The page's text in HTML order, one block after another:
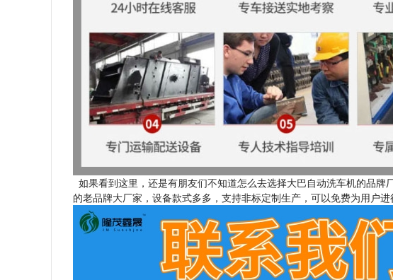
如果看到这里，还是有朋友们不知道怎么去选择大巴自动洗车机的品
的老品牌大厂家，设备款式多多，支持非标定制生产，可以免费为用户